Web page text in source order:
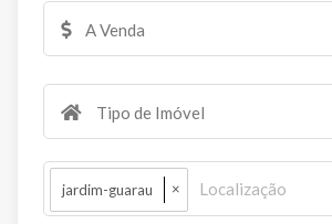
A Venda
Tipo de Imóvel
jardim-guarau ×